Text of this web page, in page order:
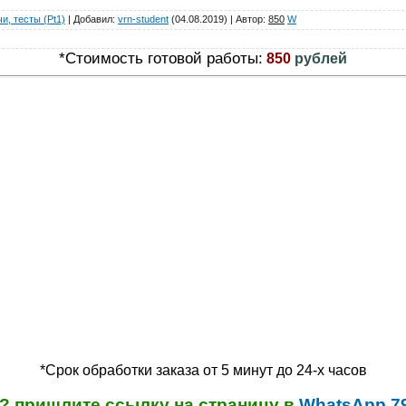
тесты (Pt1) | Добавил: vrn-student (04.08.2019) | Автор: 850 W
*Стоимость готовой работы: 850 рублей
*Срок обработки заказа от 5 минут до 24-х часов